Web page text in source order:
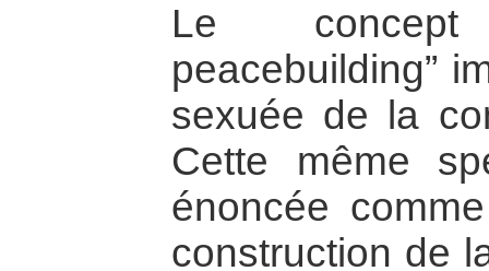
Le concept
peacebuilding”
sexuée de la
Cette même
énoncée
construction de